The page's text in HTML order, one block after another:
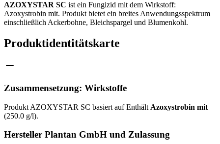
AZOXYSTAR SC ist ein Fungizid mit dem Wirkstoff:
Azoxystrobin mit. Produkt bietet ein breites Anwendungsspektrum
einschließlich Ackerbohne, Bleichspargel und Blumenkohl.
Produktidentitätskarte
Zusammensetzung: Wirkstoffe
Produkt AZOXYSTAR SC basiert auf Enthält Azoxystrobin mit
(250.0 g/l).
Hersteller Plantan GmbH und Zulassung